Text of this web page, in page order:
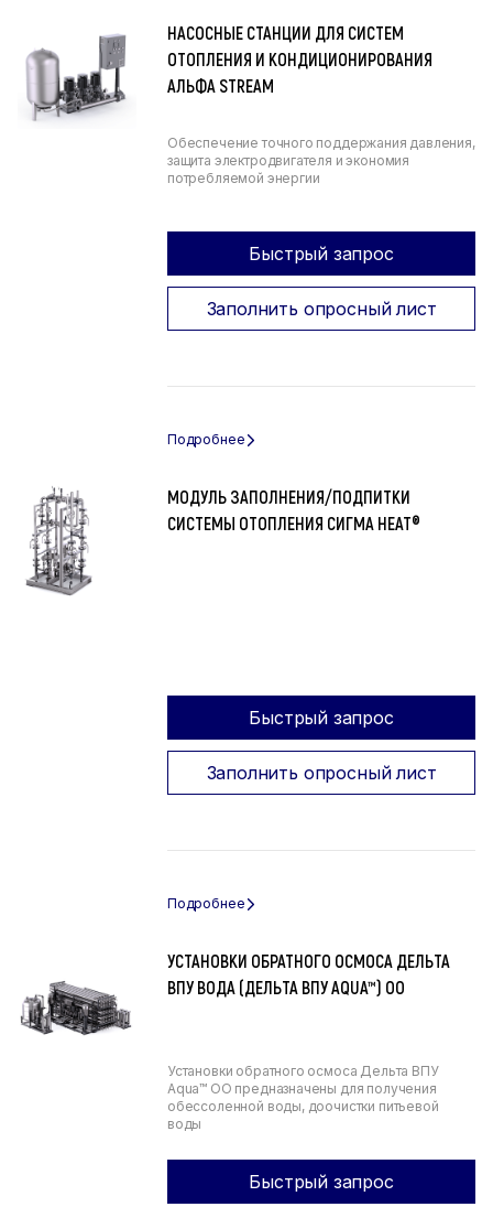
НАСОСНЫЕ СТАНЦИИ ДЛЯ СИСТЕМ
ОТОПЛЕНИЯ И КОНДИЦИОНИРОВАНИЯ
АЛЬФА STREAM
Обеспечение точного поддержания давления,
защита электродвигателя и экономия
потребляемой энергии
Быстрый запрос
Заполнить опросный лист
МОДУЛЬ ЗАПОЛНЕНИЯ/ПОДПИТКИ
СИСТЕМЫ ОТОПЛЕНИЯ СИГМА HEAT®
Быстрый запрос
Заполнить опросный лист
УСТАНОВКИ ОБРАТНОГО ОСМОСА ДЕЛЬТА
ВПУ ВОДА (ДЕЛЬТА ВПУ AQUA™) ОО
Установки обратного осмоса Дельта ВПУ
Aqua™ ОО предназначены для получения
обессоленной воды, доочистки питьевой
воды
Быстрый запрос